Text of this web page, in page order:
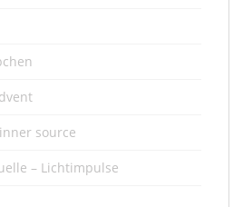
source
– Lichtimpulse